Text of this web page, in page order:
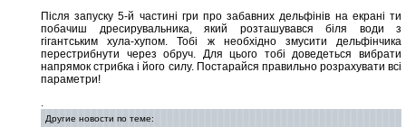
Після запуску 5-й частині гри про забавних дельфінів на екрані ти
побачиш дресирувальника, який розташувався біля води з
гігантським хула-хупом. Тобі ж необхідно змусити дельфінчика
перестрибнути через обруч. Для цього тобі доведеться вибрати
напрямок стрибка і його силу. Постарайся правильно розрахувати всі
параметри!
.
Другие новости по теме: